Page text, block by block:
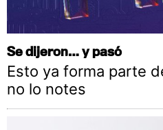
Se dijeron… y pasó
Esto ya forma parte
no lo notes